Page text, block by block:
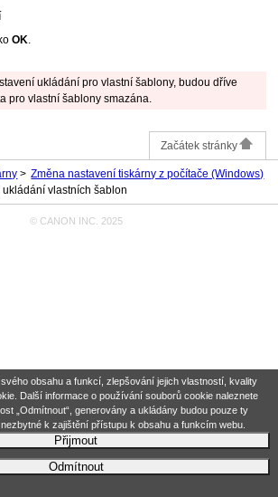
obsahu a funkcí, zlepšování jejich vlastností, kvality
Další informace o používání souborů cookie naleznete
„Odmítnout“, generovány a ukládány budou pouze ty
k zajištění přístupu k obsahu a funkcím webu.
Přijmout
Odmítnout
OK
ukládání pro vlastní šablony, budou dříve
pro vlastní šablony smazána.
Začátek stránky
Změna nastavení tiskárny z počítače (Windows)
vlastních šablon
© CANON INC. 2025